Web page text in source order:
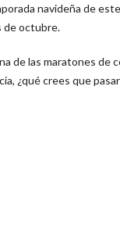
navideña de
de octubre.
de las maratones de
¿qué crees que